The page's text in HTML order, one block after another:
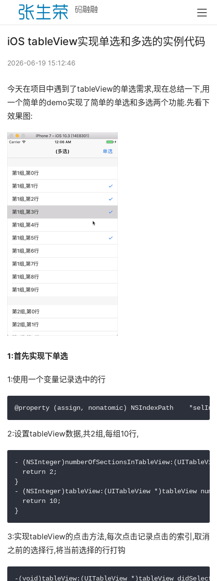
iOS tableView实现单选和多选的实例代码
2026-06-19 15:12:46
今天在项目中遇到了tableView的单选需求,现在总结一下,用
一个简单的demo实现了简单的单选和多选两个功能.先看下
效果图:
1:首先实现下单选
1:使用一个变量记录选中的行
@property (assign, nonatomic) NSIndexPath
2:设置tableView数据,共2组,每组10行,
-
  return 2;
}
- (NSInteger)tableView:(UITableView *)tableView
  return 10;
}
3:实现tableView的点击方法,每次点击记录点击的索引,取消
之前的选择行,将当前选择的行打钩
-(void)tableView:(UITableView *)tableView